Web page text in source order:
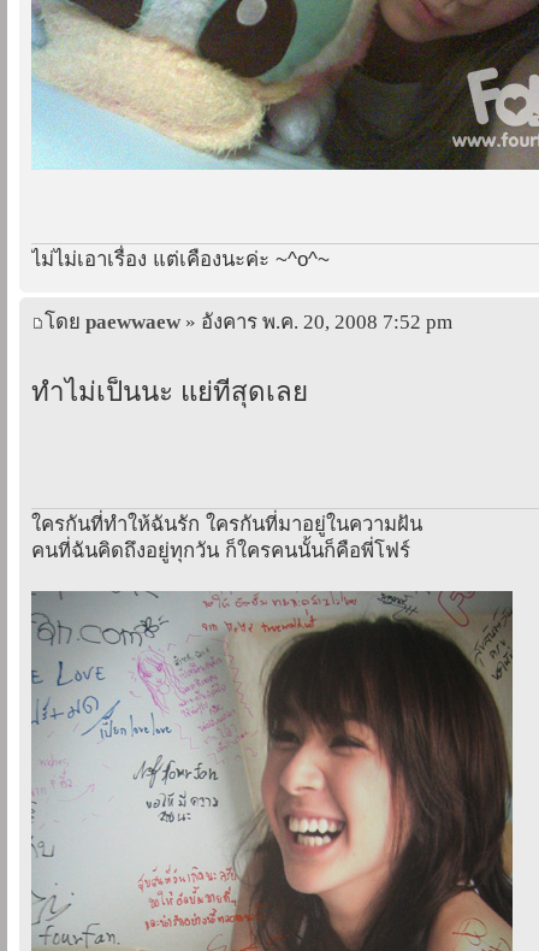
ไม่ไม่เอาเรื่อง แต่เคืองนะค่ะ ~^o^~
โดย paewwaew » อังคาร พ.ค. 20, 2008 7:52 pm
ทำไม่เป็นนะ แย่ที่สุดเลย
ใครกันที่ทำให้ฉันรัก ใครกันที่มาอยู่ในความฝัน
คนที่ฉันคิดถึงอยู่ทุกวัน ก็ใครคนนั้นก็คือพี่โฟร์